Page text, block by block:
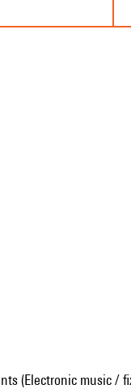
(Electronic music /